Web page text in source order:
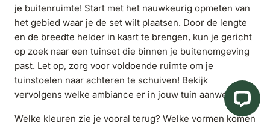
je buitenruimte! Start met het nauwkeurig opmeten van
het gebied waar je de set wilt plaatsen. Door de lengte
en de breedte helder in kaart te brengen, kun je gericht
op zoek naar een tuinset die binnen je buitenomgeving
past. Let op, zorg voor voldoende ruimte om je
tuinstoelen naar achteren te schuiven! Bekijk
vervolgens welke ambiance er in jouw tuin aanwezig is.
Welke kleuren zie je vooral terug? Welke vormen komen